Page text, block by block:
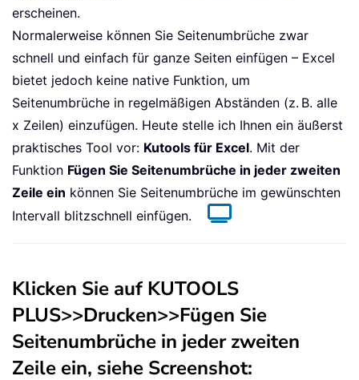
erscheinen.
Normalerweise können Sie Seitenumbrüche zwar
schnell und einfach für ganze Seiten einfügen – Excel
bietet jedoch keine native Funktion, um
Seitenumbrüche in regelmäßigen Abständen (z. B. alle
x Zeilen) einzufügen. Heute stelle ich Ihnen ein äußerst
praktisches Tool vor: Kutools für Excel. Mit der
Funktion Fügen Sie Seitenumbrüche in jeder zweiten
Zeile ein können Sie Seitenumbrüche im gewünschten
Intervall blitzschnell einfügen.
Klicken Sie auf KUTOOLS
PLUS>>Drucken>>Fügen Sie
Seitenumbrüche in jeder zweiten
Zeile ein, siehe Screenshot: